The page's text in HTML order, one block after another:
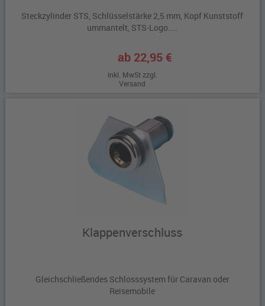
Steckzylinder STS, Schlüsselstärke 2,5 mm, Kopf Kunststoff
ummantelt, STS-Logo....
ab 22,95 €
inkl. MwSt zzgl.
Versand
Klappenverschluss
Gleichschließendes Schlosssystem für Caravan oder
Reisemobile